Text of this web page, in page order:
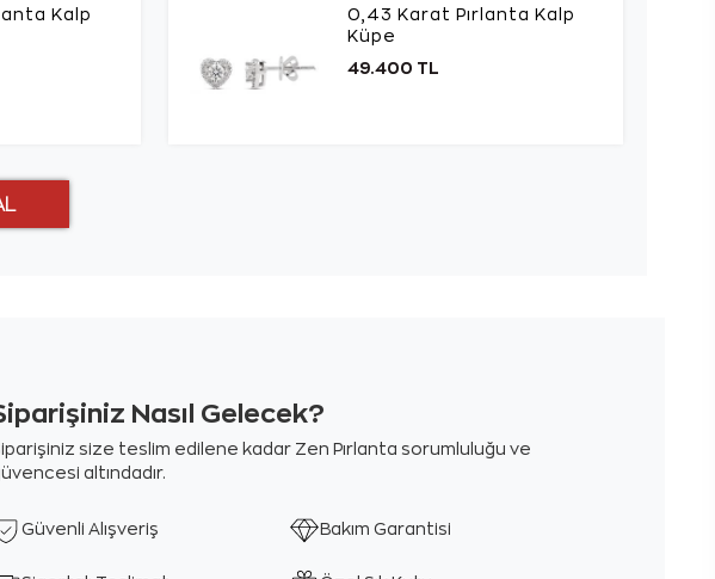
Kalp
0,43 Karat Pırlanta Kalp
Küpe
49.400 TL
Nasıl Gelecek?
size teslim edilene kadar Zen Pırlanta sorumluluğu ve
altındadır.
Güvenli Alışveriş Bakım Garantisi